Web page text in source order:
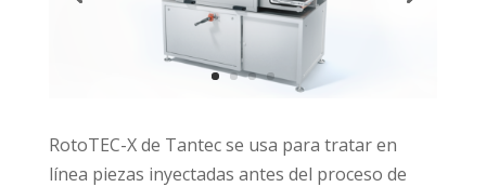
RotoTEC-X de Tantec se usa para tratar en
línea piezas inyectadas antes del proceso de